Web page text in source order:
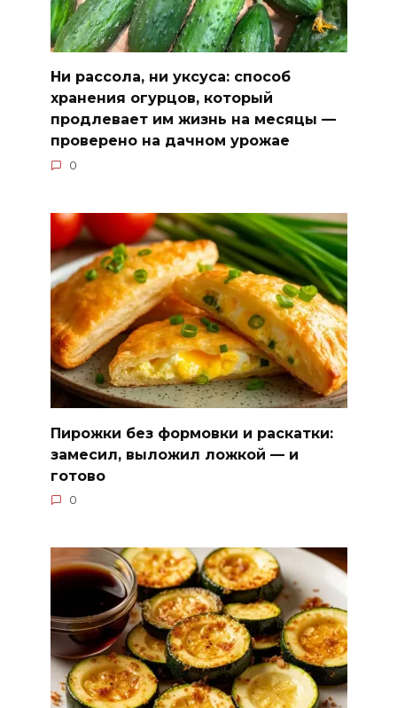
Ни рассола, ни уксуса: способ
хранения огурцов, который
продлевает им жизнь на месяцы —
проверено на дачном урожае
0
Пирожки без формовки и раскатки:
замесил, выложил ложкой — и
готово
0